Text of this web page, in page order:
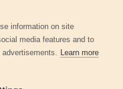
information on site
media features and to
Learn more